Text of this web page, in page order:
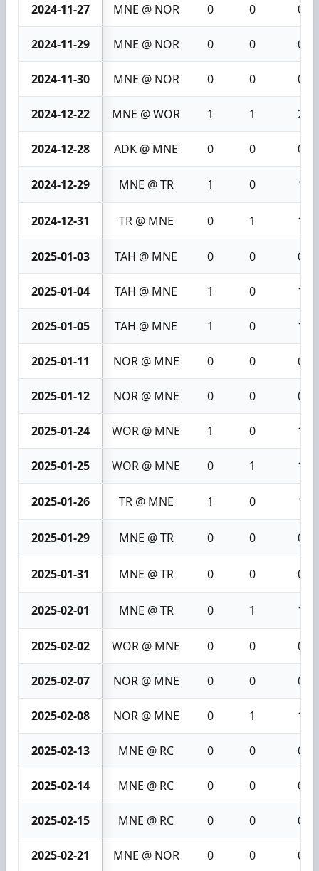
2024-11-27 MNE @ NOR 0 0 0
2024-11-29 MNE @ NOR 0 0 0
2024-11-30 MNE @ NOR 0 0 0
2024-12-22 MNE @ WOR 1 1 2
2024-12-28 ADK @ MNE 0 0 0
2024-12-29 MNE @ TR 1 0 1
2024-12-31 TR @ MNE 0 1 1
2025-01-03 TAH @ MNE 0 0 0
2025-01-04 TAH @ MNE 1 0 1
2025-01-05 TAH @ MNE 1 0 1
2025-01-11 NOR @ MNE 0 0 0
2025-01-12 NOR @ MNE 0 0 0
2025-01-24 WOR @ MNE 1 0 1
2025-01-25 WOR @ MNE 0 1 1
2025-01-26 TR @ MNE 1 0 1
2025-01-29 MNE @ TR 0 0 0
2025-01-31 MNE @ TR 0 0 0
2025-02-01 MNE @ TR 0 1 1
2025-02-02 WOR @ MNE 0 0 0
2025-02-07 NOR @ MNE 0 0 0
2025-02-08 NOR @ MNE 0 1 1
2025-02-13 MNE @ RC 0 0 0
2025-02-14 MNE @ RC 0 0 0
2025-02-15 MNE @ RC 0 0 0
2025-02-21 MNE @ NOR 0 0 0